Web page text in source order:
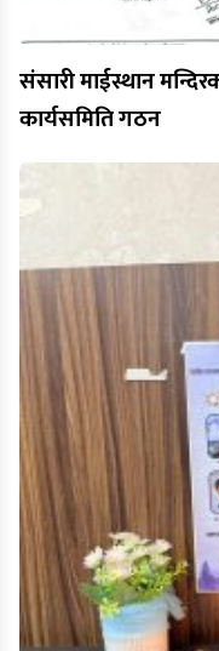
संसारी माईस्थान
कार्यसमिति गठन